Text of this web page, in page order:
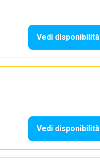
Vedi disponibilità
Vedi disponibilità